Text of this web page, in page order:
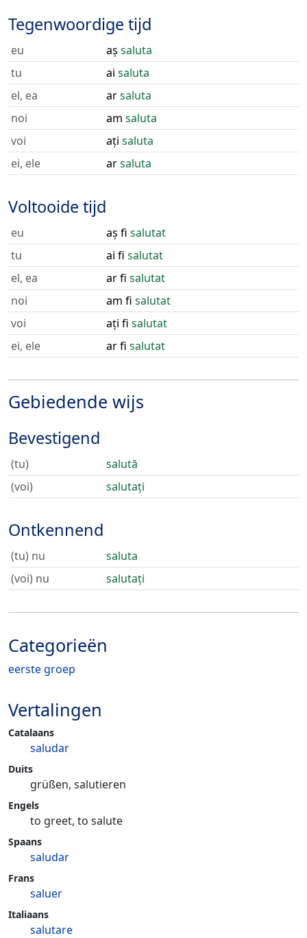
Tegenwoordige tijd
eu aș saluta
tu
ai saluta
el, ea
arsaluta
noi
am saluta
voi
ați saluta
ei, ele
arsaluta
Voltooide tijd
eu aș fi salutat
tu
ai fi salutat
el, ea
ar fi salutat
noi
am fi salutat
voi
ați fi salutat
ei, ele
ar fi salutat
Gebiedende wijs
Bevestigend
(tu)
salută
(voi)
salutați
Ontkennend
(tu) nu
saluta
(voi) nu
salutați
Categorieën
eerste groep
Vertalingen
Catalaans
saludar
Duits
grüßen, salutieren
Engels
to greet, to salute
Spaans
saludar
Frans
saluer
Italiaans
salutare